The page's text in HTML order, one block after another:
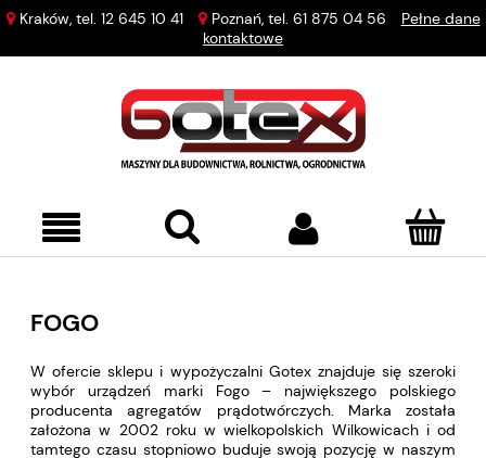
Kraków, tel. 12 645 10 41 Poznań, tel. 61 875 04 56
Pełne dane
kontaktowe
FOGO
W ofercie sklepu i wypożyczalni Gotex znajduje się szeroki
wybór urządzeń marki Fogo – największego polskiego
producenta agregatów prądotwórczych. Marka została
założona w 2002 roku w wielkopolskich Wilkowicach i od
tamtego czasu stopniowo buduje swoją pozycję w naszym